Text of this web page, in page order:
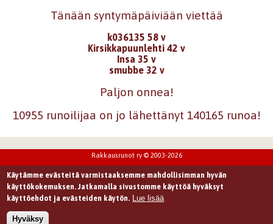
Tänään syntymäpäiviään viettää
k036135 58 v
Kirsikkapuunlehti 42 v
Insa 35 v
smubbe 32 v
Paljon onnea!
10955 runoilijaa on jo lähettänyt 140165 runoa!
Rakkausrunot ry © 2003-2026
Käytämme evästeitä varmistaaksemme mahdollisimman hyvän
käyttökokemuksen. Jatkamalla sivustomme käyttöä hyväksyt
käyttöehdot ja evästeiden käytön. Lue lisää
Hyväksy